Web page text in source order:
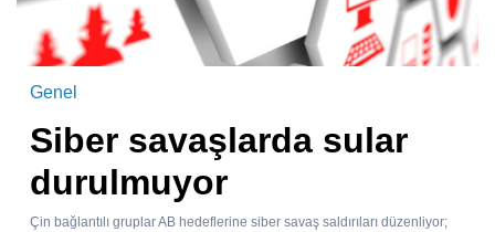
Genel
Siber savaşlarda sular
durulmuyor
Çin bağlantılı gruplar AB hedeflerine siber savaş saldırıları düzenliyor;